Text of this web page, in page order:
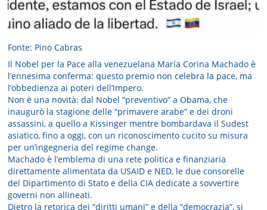
Fonte: Pino Cabras
Il Nobel per la Pace alla venezuelana María Corina Machado è
l’ennesima conferma: questo premio non celebra la pace, ma
l’obbedienza ai poteri dell’Impero.
Non è una novità: dal Nobel “preventivo” a Obama, che
inaugurò la stagione delle “primavere arabe” e dei droni
assassini, a quello a Kissinger mentre bombardava il Sudest
asiatico, fino a oggi, con un riconoscimento cucito su misura
per un’ingegneria del regime change.
Machado è l’emblema di una rete politica e finanziaria
direttamente alimentata da USAID e NED, le due consorelle
del Dipartimento di Stato e della CIA dedicate a sovvertire
governi non allineati.
Dietro la retorica dei “diritti umani” e della “democrazia”, si